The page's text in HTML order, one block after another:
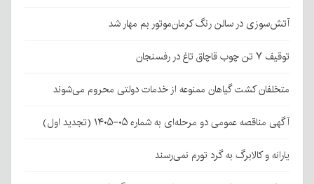
آتش‌سوزی در سالن رنگ کرمان‌موتور بم مهار شد
توقیف ۷ تن چوب قاچاق تاغ در رفسنجان
متخلفان کشت گیاهان ممنوعه از خدمات دولتی محروم می‌شوند
آگهی مناقصه عمومی دو مرحله‌ای به شماره ۰۵-۱۴۰۵ (تجدید اول)
یارانه و کالابرگ به گرد تورم نمی‌رسند